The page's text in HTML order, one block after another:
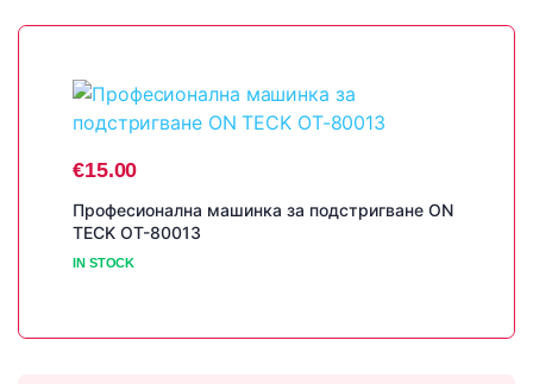
€15.00
Професионална машинка за подстригване ON
TECK OT-80013
IN STOCK